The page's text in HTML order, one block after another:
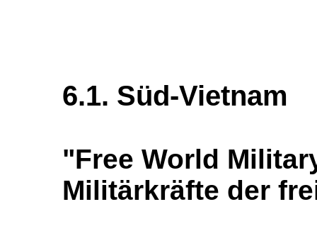
6.1. Süd-Vietnam
"Free World
Militärkräfte der